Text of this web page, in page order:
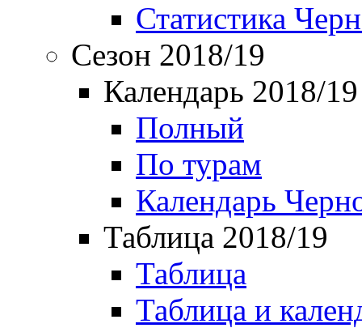
Статистика
Сезон 2018/19
Календарь 2018/19
Полный
По турам
Календарь
Таблица 2018/19
Таблица
Таблица и